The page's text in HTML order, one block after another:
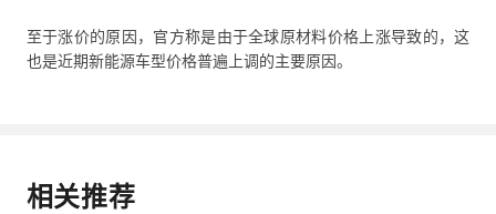
至于涨价的原因，官方称是由于全球原材料价格上涨导致的，这
也是近期新能源车型价格普遍上调的主要原因。
相关推荐